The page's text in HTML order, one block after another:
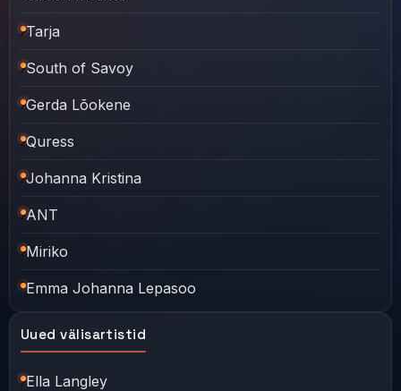
Tarja
South of Savoy
Gerda Lõokene
Quress
Johanna Kristina
ANT
Miriko
Emma Johanna Lepasoo
Uued välisartistid
Ella Langley